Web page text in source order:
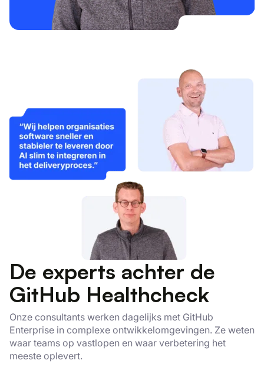
De experts achter de
GitHub Healthcheck
Onze consultants werken dagelijks met GitHub
Enterprise in complexe ontwikkelomgevingen. Ze weten
waar teams op vastlopen en waar verbetering het
meeste oplevert.